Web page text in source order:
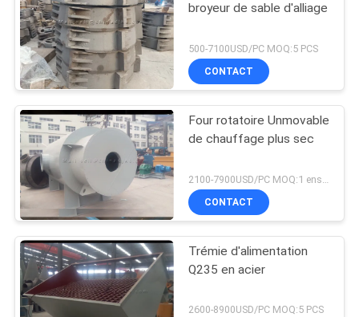
broyeur de sable d'alliage
500-7100USD/PC MOQ:5 PCS
CONTACT
Four rotatoire Unmovable
de chauffage plus sec
CONTACT
Trémie d'alimentation
Q235 en acier
2600-8900USD/PC MOQ:5 PCS